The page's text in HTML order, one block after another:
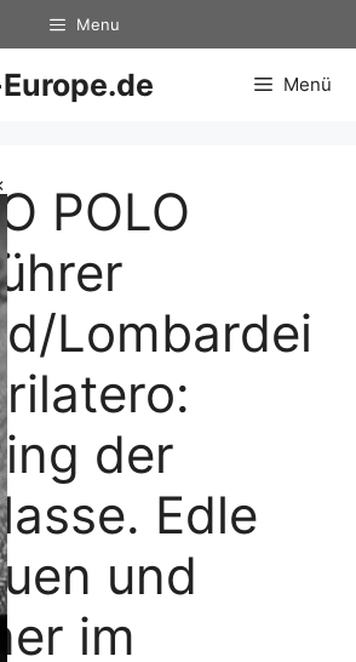
Menu
Menü
POLO
Lombardei
der
Edle
und
im